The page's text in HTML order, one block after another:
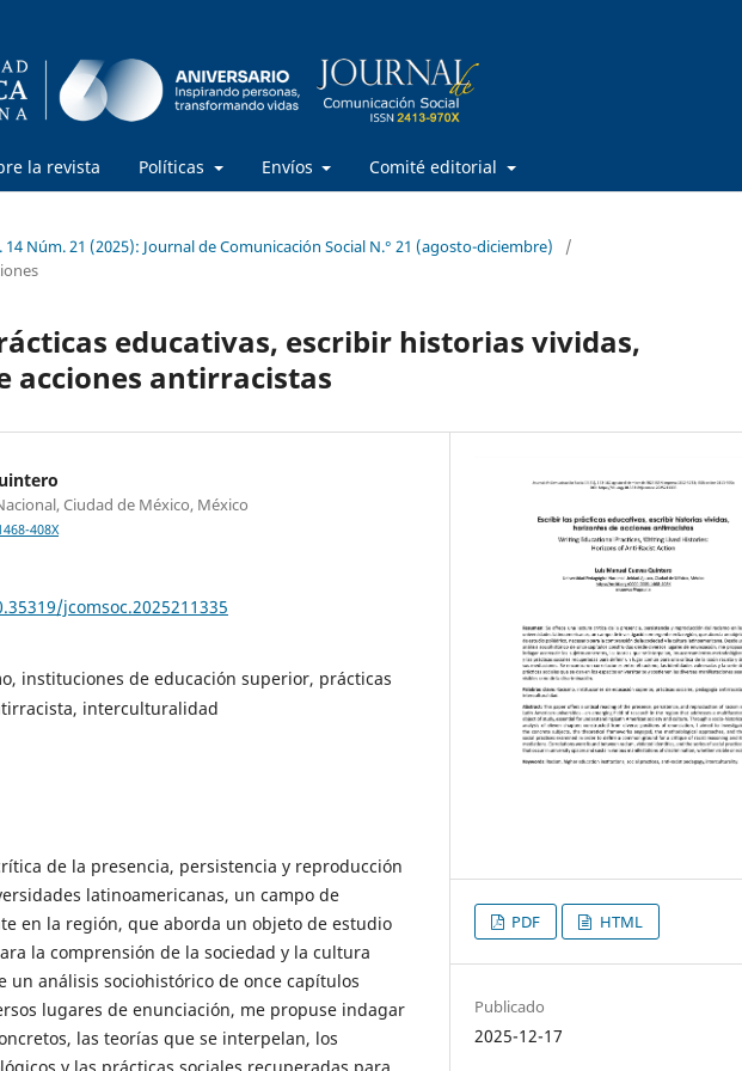
la revista Políticas Envíos Comité editorial
14 Núm. 21 (2025): Journal de Comunicación Social N.° 21 (agosto-diciembre)
/
educativas, escribir historias vividas,
acciones antirracistas
Ciudad de México, México
408X
jcomsoc.2025211335
instituciones de educación superior, prácticas
interculturalidad
de la presencia, persistencia y reproducción
latinoamericanas, un campo de
en la región, que aborda un objeto de estudio
la comprensión de la sociedad y la cultura
un análisis sociohistórico de once capítulos
lugares de enunciación, me propuse indagar
las teorías que se interpelan, los
PDF HTML
Publicado
2025-12-17